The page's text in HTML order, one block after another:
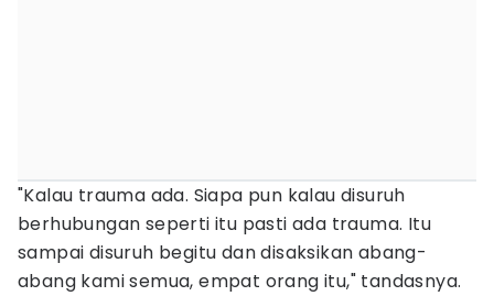
"Kalau trauma ada. Siapa pun kalau disuruh
berhubungan seperti itu pasti ada trauma. Itu
sampai disuruh begitu dan disaksikan abang-
abang kami semua, empat orang itu," tandasnya.